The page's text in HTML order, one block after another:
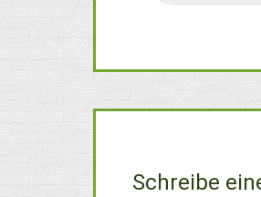
Schreibe